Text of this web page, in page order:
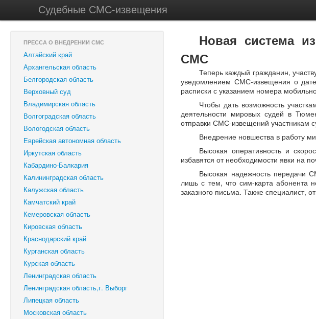
Судебные СМС-извещения
ПРЕССА О ВНЕДРЕНИИ СМС
Алтайский край
Архангельская область
Белгородская область
Верховный суд
Владимирская область
Волгоградская область
Вологодская область
Еврейская автономная область
Иркутская область
Кабардино-Балкария
Калининградская область
Калужская область
Камчатский край
Кемеровская область
Кировская область
Краснодарский край
Курганская область
Курская область
Ленинградская область
Ленинградская область,г. Выборг
Липецкая область
Московская область
Новая система
СМС
Теперь каждый гражданин,
уведомлением СМС-извещения о
расписки с указанием номера
Чтобы дать возможность
деятельности мировых судей в
отправки СМС-извещений участникам
Внедрение новшества в работу
Высокая оперативность и
избавятся от необходимости явки на
Высокая надежность передачи
лишь с тем, что сим-карта абонента
заказного письма. Также специалист,